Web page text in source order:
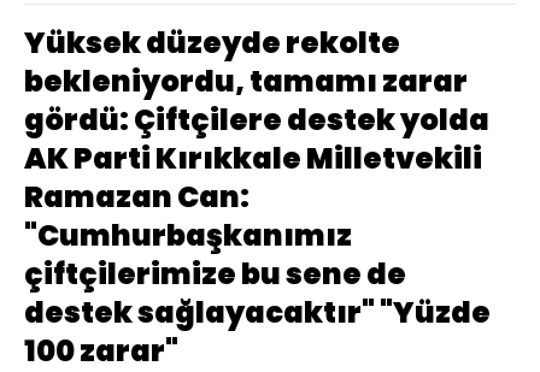
Yüksek düzeyde rekolte
bekleniyordu, tamamı zarar
gördü: Çiftçilere destek yolda
AK Parti Kırıkkale Milletvekili
Ramazan Can:
"Cumhurbaşkanımız
çiftçilerimize bu sene de
destek sağlayacaktır" "Yüzde
100 zarar"